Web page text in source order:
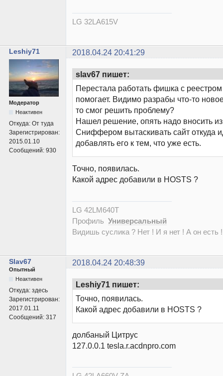
LG 32LA615V
Leshiy71 2018.04.24 20:41:29
Модератор
Неактивен
Откуда: От туда
Зарегистрирован:
2015.01.10
Сообщений: 930
slav67 пишет:
Перестала работать фишка с
помогает. Видимо разрабы что-то
то смог решить проблему?
Нашел решение, опять надо вносить
Сниффером вытаскивать сайт откуда
добавлять его к тем, что уже есть.
Точно, появилась.
Какой адрес добавили в HOSTS ?
LG 42LM640T
Профиль Универсальный
Видишь суслика ? Нет ! И я нет ! А он есть
Slav67 2018.04.24 20:48:39
Опытный
Неактивен
Откуда: здесь
Зарегистрирован:
2017.01.11
Сообщений: 317
Leshiy71 пишет:
Точно, появилась.
Какой адрес добавили в HOSTS ?
долбаный Цитрус
127.0.0.1 tesla.r.acdnpro.com